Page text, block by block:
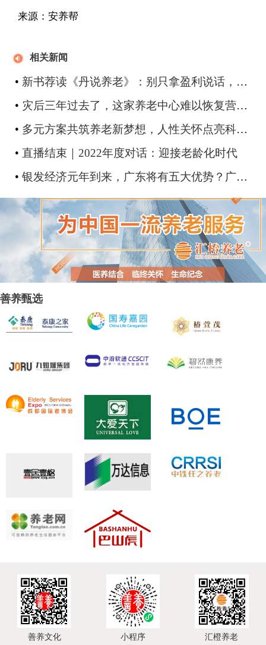
来源：安养帮
相关新闻
• 新书荐读《丹说养老》：别只拿盈利说话​，别靠标准用人，别过度谈科技
• 灾后三年过去了，这家养老中心难以恢复营业，期待社会爱心扶持共建
• 多元方案共筑养老新梦想，人性关怀点亮科技新篇章——第12届中国老年福祉产品创意创新创业大赛圆满收官
• 直播结束｜2022年度对话：迎接老龄化时代
• 银发经济元年到来，广东将有五大优势？广州这场养老论坛为银发经济发展把脉
善养甄选
善养文化 小程序 汇橙养老